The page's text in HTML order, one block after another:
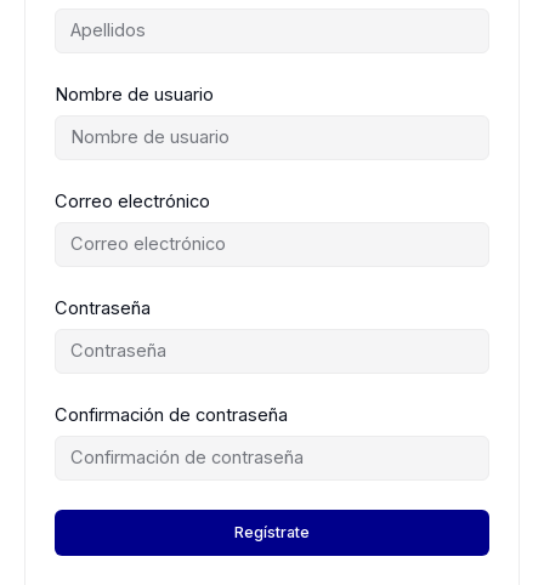
Nombre de usuario
Correo electrónico
Contraseña
Confirmación de contraseña
Regístrate